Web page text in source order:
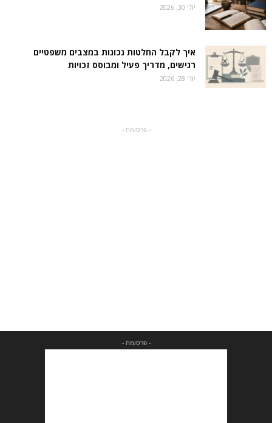
יולי 30, 2026
איך לקבל החלטות נכונות במצבים משפטיים
רגישים, מדריך פעיל ומבוסס זכויות
יולי 28, 2026
- פרסומת -
- פרסומת -